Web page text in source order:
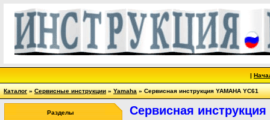
|
Каталог»Сервисные инструкции»Yamaha» Сервисная инструкция YAMAHA YC61
Разделы Сервисная инструкция